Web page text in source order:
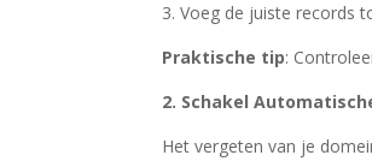
3. Voeg de juiste records
Praktische tip:
2. Schakel
Het vergeten van je